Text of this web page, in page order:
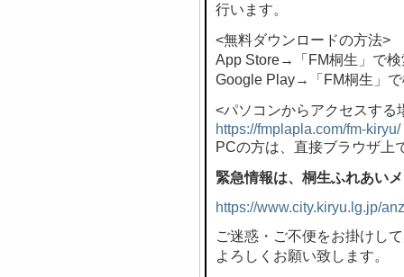
行います。
<無料ダウンロードの方法>
App Store→「FM桐生」で検
Google Play→「FM桐生」
<パソコンからアクセスする
https://fmplapla.com/fm-kiryu/
PCの方は、直接ブラウザ上
緊急情報は、桐生ふれあい
https://www.city.kiryu.lg.jp/
ご迷惑・ご不便をお掛けし
よろしくお願い致します。